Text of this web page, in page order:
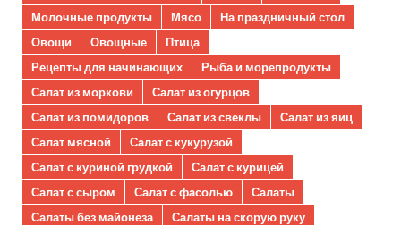
Молочные продукты
Мясо
На праздничный стол
Овощи
Овощные
Птица
Рецепты для начинающих
Рыба и морепродукты
Салат из моркови
Салат из огурцов
Салат из помидоров
Салат из свеклы
Салат из яиц
Салат мясной
Салат с кукурузой
Салат с куриной грудкой
Салат с курицей
Салат с сыром
Салат с фасолью
Салаты
Салаты без майонеза
Салаты на скорую руку